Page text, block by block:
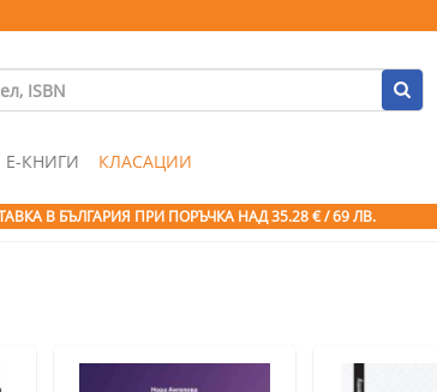
Е-КНИГИ КЛАСАЦИИ
В БЪЛГАРИЯ ПРИ ПОРЪЧКА НАД 35.28 € / 69 ЛВ.